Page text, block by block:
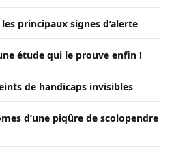
principaux signes d’alerte
étude qui le prouve enfin !
de handicaps invisibles
d’une piqûre de scolopendre